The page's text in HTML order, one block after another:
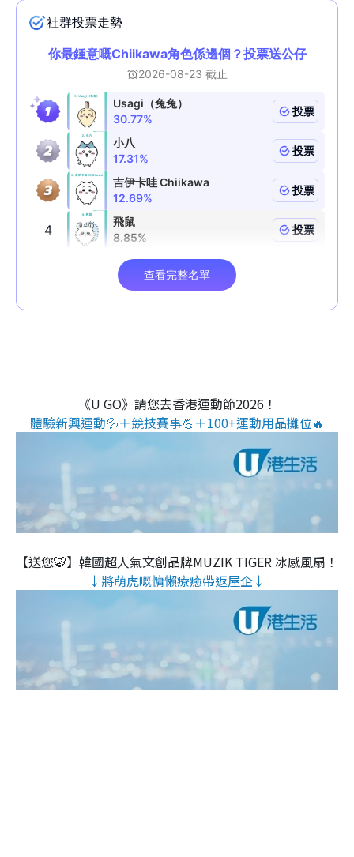
《U GO》請您去香港運動節2026！
體驗新興運動💦＋競技賽事💪＋100+運動用品攤位🔥
【送您🐯】韓國超人氣文創品牌MUZIK TIGER 冰感風扇！
↓將萌虎嘅慵懶療癒帶返屋企↓